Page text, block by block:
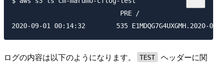
PRE /
ログの内容は以下のようになります。 TEST
ヘッダーに関